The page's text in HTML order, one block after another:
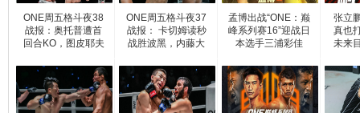
ONE周五格斗夜38
战报：奥托普遭首
回合KO，图皮耶夫
ONE周五格斗夜37
战报： 卡切姆读秒
战胜波黑，内藤大
孟博出战“ONE：巅
峰系列赛16”迎战日
本选手三浦彩佳
张立
真也
未来